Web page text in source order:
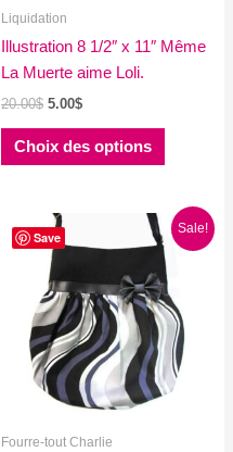
Liquidation
Illustration 8 1/2″ x 11″ Même
La Muerte aime Loli.
20.00$ Le
initial
5.00$Le
actuel
est :
Choix des options
Ce
plusieurs
Les
options
peuvent
être
choisies
sur
Save
Sale!
Fourre-tout Charlie